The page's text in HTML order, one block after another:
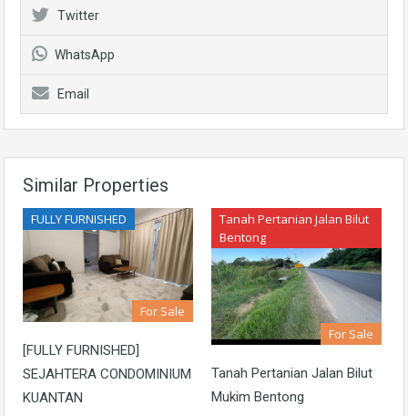
Twitter
WhatsApp
Email
Similar Properties
FULLY FURNISHED
For Sale
[FULLY FURNISHED]
SEJAHTERA CONDOMINIUM
KUANTAN
Tanah Pertanian Jalan Bilut
Bentong
For Sale
Tanah Pertanian Jalan Bilut
Mukim Bentong